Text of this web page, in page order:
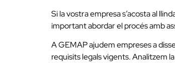
Si la vostra empresa s’acosta al
important abordar el procés amb
A GEMAP ajudem empreses a
requisits legals vigents. Analitzem